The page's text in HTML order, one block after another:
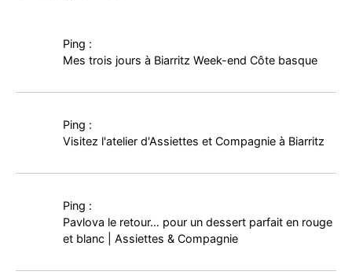
Ping :
Mes trois jours à Biarritz Week-end Côte basque
Ping :
Visitez l'atelier d'Assiettes et Compagnie à Biarritz
Ping :
Pavlova le retour… pour un dessert parfait en rouge
et blanc | Assiettes & Compagnie